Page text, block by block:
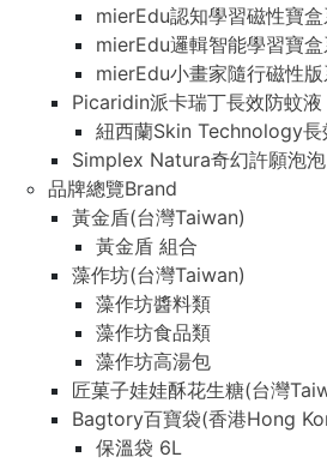
mierEdu認知學習磁性寶盒
mierEdu邏輯智能學習寶盒
mierEdu小畫家隨行磁性版
Picaridin派卡瑞丁長效防蚊液
紐西蘭Skin Technology長
Simplex Natura奇幻許願泡泡
品牌總覽Brand
黃金盾(台灣Taiwan)
黃金盾 組合
藻作坊(台灣Taiwan)
藻作坊醬料類
藻作坊食品類
藻作坊高湯包
匠菓子娃娃酥花生糖(台灣
Bagtory百寶袋(香港Hong
保溫袋 6L